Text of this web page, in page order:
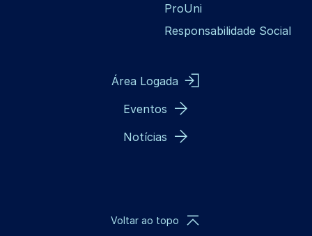
ProUni
Responsabilidade Social
Área Logada
Eventos
Notícias
Voltar ao topo